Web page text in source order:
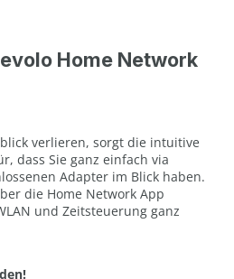
Home Network
verlieren, sorgt die intuitive
dass Sie ganz einfach via
Adapter im Blick haben.
die Home Network App
und Zeitsteuerung ganz